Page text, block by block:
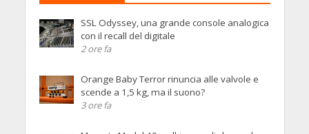
SSL Odyssey, una grande console analogica
con il recall del digitale
2 ore fa
Orange Baby Terror rinuncia alle valvole e
scende a 1,5 kg, ma il suono?
3 ore fa